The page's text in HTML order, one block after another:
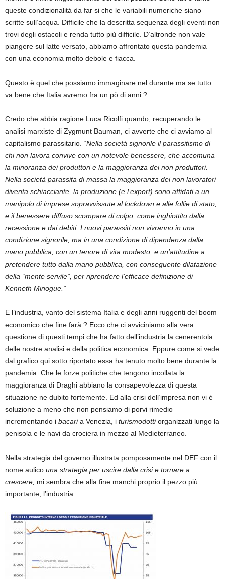
queste condizionalità da far si che le variabili numeriche siano
scritte sull’acqua. Difficile che la descritta sequenza degli eventi non
trovi degli ostacoli e renda tutto più difficile. D’altronde non vale
piangere sul latte versato, abbiamo affrontato questa pandemia
con una economia molto debole e fiacca.
Questo è quel che possiamo immaginare nel durante ma se tutto
va bene che Italia avremo fra un pò di anni ?
Credo che abbia ragione Luca Ricolfi quando, recuperando le
analisi marxiste di Zygmunt Bauman, ci avverte che ci avviamo al
capitalismo parassitario. “Nella società signorile il parassitismo di
chi non lavora convive con un notevole benessere, che accomuna
la minoranza dei produttori e la maggioranza dei non produttori.
Nella società parassita di massa la maggioranza dei non lavoratori
diventa schiacciante, la produzione (e l’export) sono affidati a un
manipolo di imprese sopravvissute al lockdown e alle follie di stato,
e il benessere diffuso scompare di colpo, come inghiottito dalla
recessione e dai debiti. I nuovi parassiti non vivranno in una
condizione signorile, ma in una condizione di dipendenza dalla
mano pubblica, con un tenore di vita modesto, e un’attitudine a
pretendere tutto dalla mano pubblica, con conseguente dilatazione
della “mente servile”, per riprendere l’efficace definizione di
Kenneth Minogue.”
E l’industria, vanto del sistema Italia e degli anni ruggenti del boom
economico che fine farà ? Ecco che ci avviciniamo alla vera
questione di questi tempi che ha fatto dell’industria la cenerentola
delle nostre analisi e della politica economica. Eppure come si vede
dal grafico qui sotto riportato essa ha tenuto molto bene durante la
pandemia. Che le forze politiche che tengono incollata la
maggioranza di Draghi abbiano la consapevolezza di questa
situazione ne dubito fortemente. Ed alla crisi dell’impresa non vi è
soluzione a meno che non pensiamo di porvi rimedio
incrementando i bacaria Venezia, i turismodottiorganizzati lungo la
penisola e le navi da crociera in mezzo al Medieterraneo.
Nella strategia del governo illustrata pomposamente nel DEF con il
nome aulico una strategia per uscire dalla crisi e tornare a
crescere, mi sembra che alla fine manchi proprio il pezzo più
importante, l’industria.